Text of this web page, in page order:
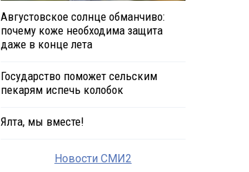
Августовское солнце обманчиво:
почему коже необходима защита
даже в конце лета
Государство поможет сельским
пекарям испечь колобок
Ялта, мы вместе!
Новости СМИ2